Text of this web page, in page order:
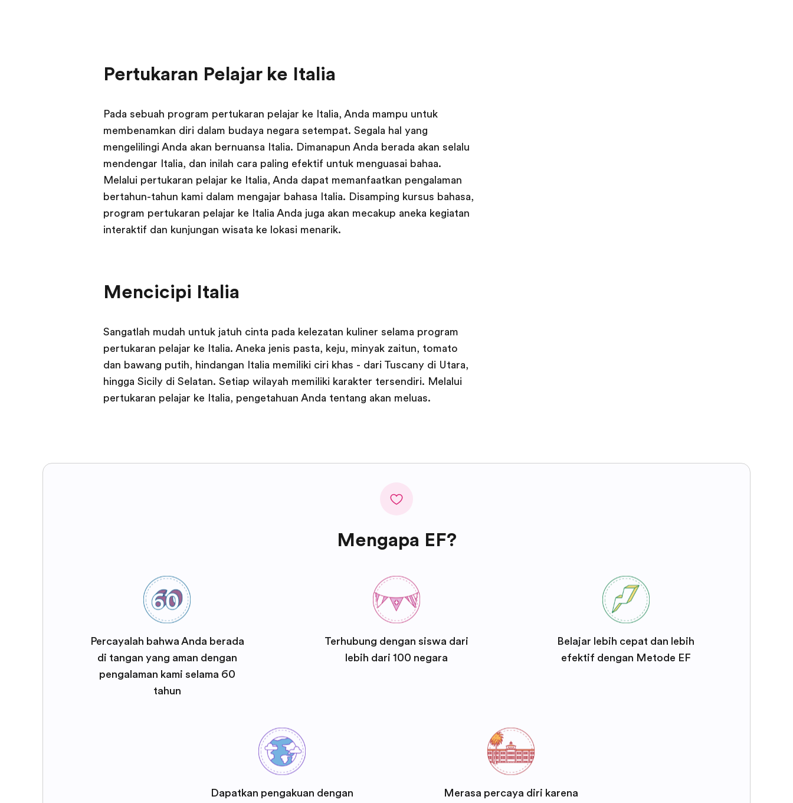
Pertukaran Pelajar ke Italia
Pada sebuah program pertukaran pelajar ke Italia, Anda mampu untuk
membenamkan diri dalam budaya negara setempat. Segala hal yang
mengelilingi Anda akan bernuansa Italia. Dimanapun Anda berada akan selalu
mendengar Italia, dan inilah cara paling efektif untuk menguasai bahaa.
Melalui pertukaran pelajar ke Italia, Anda dapat memanfaatkan pengalaman
bertahun-tahun kami dalam mengajar bahasa Italia. Disamping kursus bahasa,
program pertukaran pelajar ke Italia Anda juga akan mecakup aneka kegiatan
interaktif dan kunjungan wisata ke lokasi menarik.
Mencicipi Italia
Sangatlah mudah untuk jatuh cinta pada kelezatan kuliner selama program
pertukaran pelajar ke Italia. Aneka jenis pasta, keju, minyak zaitun, tomato
dan bawang putih, hindangan Italia memiliki ciri khas - dari Tuscany di Utara,
hingga Sicily di Selatan. Setiap wilayah memiliki karakter tersendiri. Melalui
pertukaran pelajar ke Italia, pengetahuan Anda tentang akan meluas.
Mengapa EF?
Percayalah bahwa Anda berada
di tangan yang aman dengan
pengalaman kami selama 60
tahun
Terhubung dengan siswa dari
lebih dari 100 negara
Belajar lebih cepat dan lebih
efektif dengan Metode EF
Dapatkan pengakuan dengan Merasa percaya diri karena